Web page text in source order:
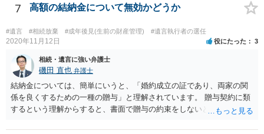
針を取るか決められたらよいと思います。
7 高額の結納金について無効かどうか
#遺言 #相続放棄 #成年後見(生前の財産管理) #遺言執行者の選任
2020年11月12日 役にたった 3
相続・遺言に強い弁護士
磯田 直也 弁護士
結納金については、簡単にいうと、「婚約成立の証であり、両家の関
係を良くするための一種の贈与」と理解されています。 贈与契約に類
するという理解からすると、書面で贈与の約束をしないと相手方は支
ことは困難です。 くれぐれも今後お気をつけください。 弁護士に対応